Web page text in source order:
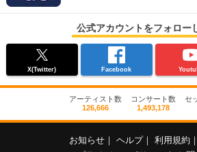
公式アカウントをフォロー
X(Twitter) Facebook
アーティスト数
126,666
コンサート数
1,493,178
セ
お知らせ ヘルプ 利用規約